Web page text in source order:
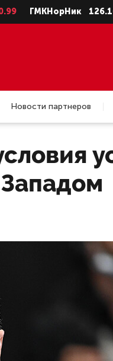
126.16 -1.16
Новости партнеров